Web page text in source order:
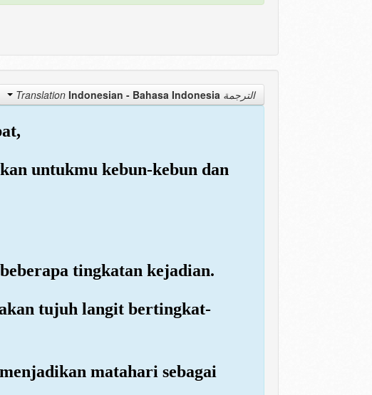
الترجمة Translation Indonesian - Bahasa Indonesia
untukmu kebun-kebun dan
tingkatan kejadian.
tujuh langit bertingkat-
matahari sebagai